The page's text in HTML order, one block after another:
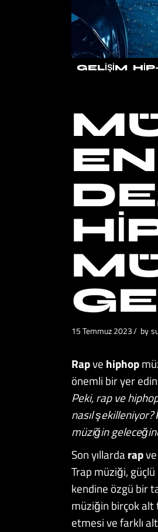
GELIŞIM
15 Temmuz 2023 by
Rapve hiphop
önemli bir yer
Peki, rap ve
nasıl
müziğin
Son yıllardarapve
Trap müziği,
kendine özgü bir
müziğin birçok
etmesi ve farklı